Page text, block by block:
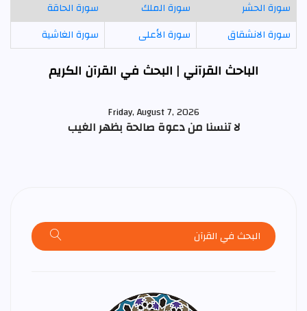
سورة الحشر سورة الملك
سورة الحاقة
سورة الانشقاق
سورة الأعلى سورة الغاشية
الباحث القرآني | البحث في القرآن الكريم
Friday, August 7, 2026
لا تنسنا من دعوة صالحة بظهر الغيب